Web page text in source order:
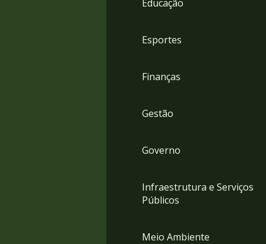
Educação
Esportes
Finanças
Gestão
Governo
Infraestrutura e Serviços
Públicos
Meio Ambiente